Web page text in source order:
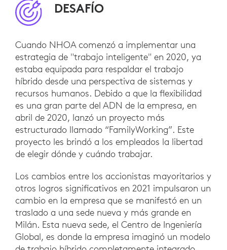
DESAFÍO
Cuando NHOA comenzó a implementar una
estrategia de "trabajo inteligente" en 2020, ya
estaba equipada para respaldar el trabajo
híbrido desde una perspectiva de sistemas y
recursos humanos. Debido a que la flexibilidad
es una gran parte del ADN de la empresa, en
abril de 2020, lanzó un proyecto más
estructurado llamado “FamilyWorking”. Este
proyecto les brindó a los empleados la libertad
de elegir dónde y cuándo trabajar.
Los cambios entre los accionistas mayoritarios y
otros logros significativos en 2021 impulsaron un
cambio en la empresa que se manifestó en un
traslado a una sede nueva y más grande en
Milán. Esta nueva sede, el Centro de Ingeniería
Global, es donde la empresa imaginó un modelo